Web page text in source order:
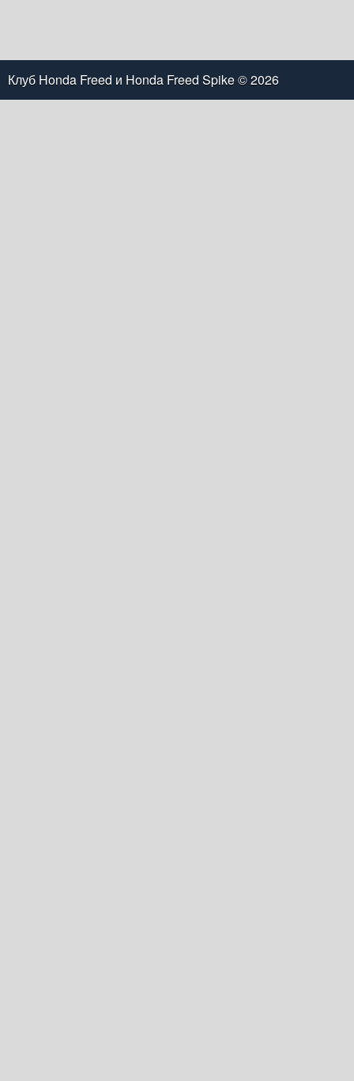
Клуб Honda Freed и Honda Freed Spike© 2026